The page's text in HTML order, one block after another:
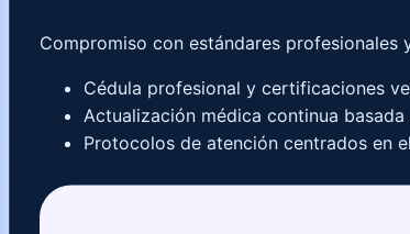
Compromiso con estándares profesionales
Cédula profesional y certificaciones
Actualización médica continua basada
Protocolos de atención centrados en